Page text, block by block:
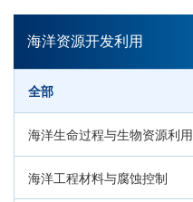
环南海地质过程与灾害响应
海洋资源开发利用
全部
海洋生命过程与生物资源利用
海洋工程材料与腐蚀控制